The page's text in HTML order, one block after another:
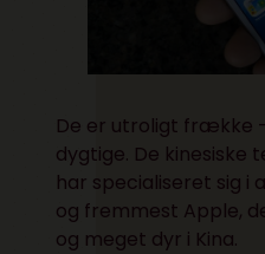
De er utroligt frække
dygtige. De kinesiske
har specialiseret sig i
og fremmest Apple,
og meget dyr i Kina.